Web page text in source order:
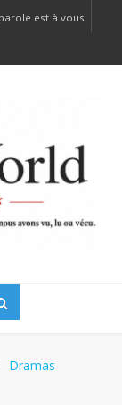
est à vous
Dramas